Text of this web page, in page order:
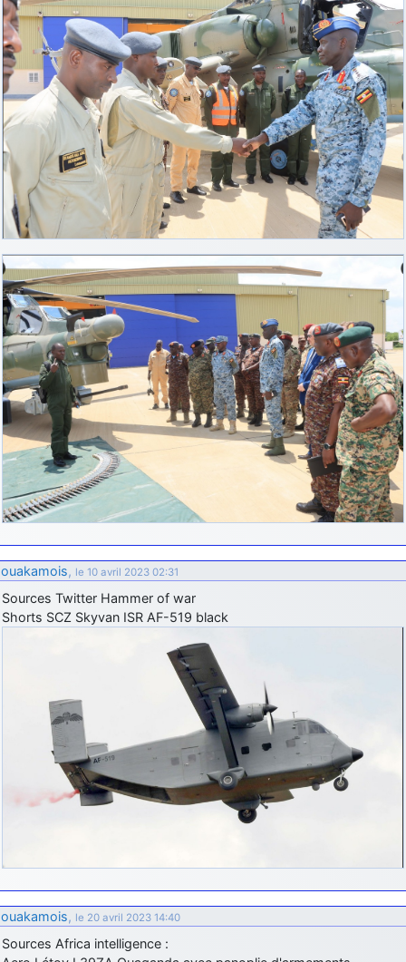
d9pouces: cette fois, c'est le Brésil et Singapour qui mettent le site
par terre
jericho : Ah ben je peux te confirmer que j'étais resté dans le filtre…
d9pouces : Désolé ! Mon filtrage a été un peu trop violent
manifestement
tout voir
ouakamois, le 10 avril 2023 02:31
Sources Twitter Hammer of war
Shorts SCZ Skyvan ISR AF-519 black
ouakamois, le 20 avril 2023 14:40
Sources Africa intelligence :